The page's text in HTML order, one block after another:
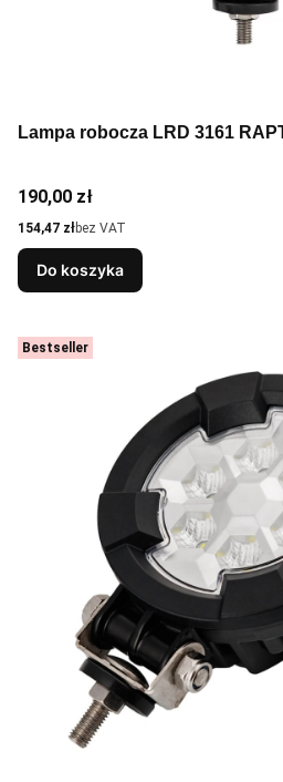
Cena
190,00 zł
Cena
154,47 złbez VAT
Do koszyka
Bestseller